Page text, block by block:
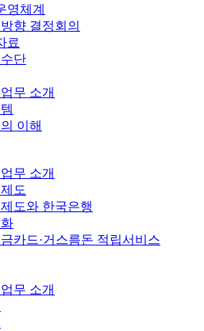
영체계
향 결정회의
료
단
무 소개
이해
무 소개
도
도와 한국은행
카드·거스름돈 적립서비스
무 소개